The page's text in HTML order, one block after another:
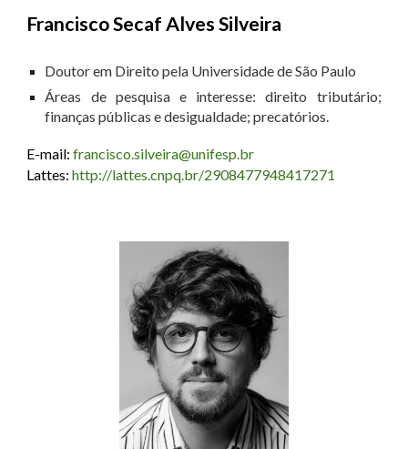
Francisco Secaf Alves Silveira
Doutor em Direito pela Universidade de São Paulo
Áreas de pesquisa e interesse: direito tributário;
finanças públicas e desigualdade; precatórios.
E-mail: francisco.silveira@unifesp.br
Lattes:http://lattes.cnpq.br/2908477948417271